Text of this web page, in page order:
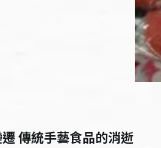
傳統手藝食品的消逝